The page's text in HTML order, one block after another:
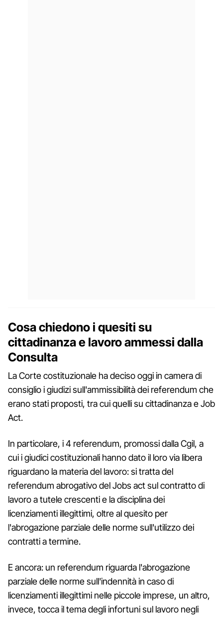
Cosa chiedono i quesiti su
cittadinanza e lavoro ammessi dalla
Consulta
La Corte costituzionale ha deciso oggi in camera di
consiglio i giudizi sull'ammissibilità dei referendum che
erano stati proposti, tra cui quelli su cittadinanza e Job
Act.
In particolare, i 4 referendum, promossi dalla Cgil, a
cui i giudici costituzionali hanno dato il loro via libera
riguardano la materia del lavoro: si tratta del
referendum abrogativo del Jobs act sul contratto di
lavoro a tutele crescenti e la disciplina dei
licenziamenti illegittimi, oltre al quesito per
l'abrogazione parziale delle norme sull'utilizzo dei
contratti a termine.
E ancora: un referendum riguarda l'abrogazione
parziale delle norme sull'indennità in caso di
licenziamenti illegittimi nelle piccole imprese, un altro,
invece, tocca il tema degli infortuni sul lavoro negli